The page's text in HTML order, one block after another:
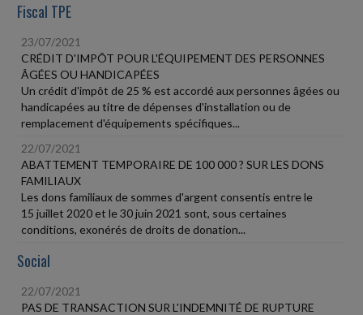
Fiscal TPE
23/07/2021
CRÉDIT D'IMPÔT POUR L'ÉQUIPEMENT DES PERSONNES
ÂGÉES OU HANDICAPÉES
Un crédit d'impôt de 25 % est accordé aux personnes âgées ou
handicapées au titre de dépenses d'installation ou de
remplacement d'équipements spécifiques...
22/07/2021
ABATTEMENT TEMPORAIRE DE 100 000 ? SUR LES DONS
FAMILIAUX
Les dons familiaux de sommes d'argent consentis entre le
15 juillet 2020 et le 30 juin 2021 sont, sous certaines
conditions, exonérés de droits de donation...
Social
22/07/2021
PAS DE TRANSACTION SUR L'INDEMNITÉ DE RUPTURE